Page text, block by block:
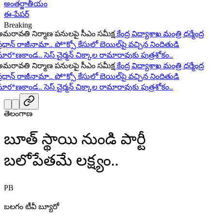
అంతర్జాతీయం
ఈ-పేపర్
Breaking
నిర్మాణ పనులపై సీఎం సమీక్ష కేంద్ర విద్యాశాఖ మంత్రి ధర్మేంద్ర
రాజీనామా.. పో*క్సో కేసులో బెయిల్‌పై వచ్చిన నిందితుడి
సెస్ చైర్మన్ చిక్కాల రామారావుకు పుత్రశోకం..
నిర్మాణ పనులపై సీఎం సమీక్ష కేంద్ర విద్యాశాఖ మంత్రి ధర్మేంద్ర
రాజీనామా.. పో*క్సో కేసులో బెయిల్‌పై వచ్చిన నిందితుడి
సెస్ చైర్మన్ చిక్కాల రామారావుకు పుత్రశోకం..
తెలంగాణ
బూత్ స్థాయి నుండి పార్టీ
బలోపేతమే లక్ష్యం..
PB
బలగం టీవీ బ్యూరో